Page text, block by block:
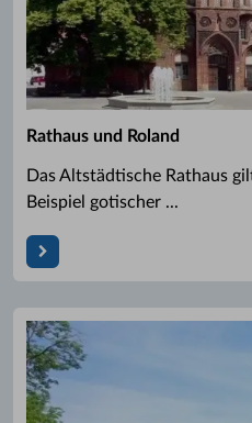
Rathaus und Roland
Das Altstädtische Rathaus
Beispiel gotischer ...